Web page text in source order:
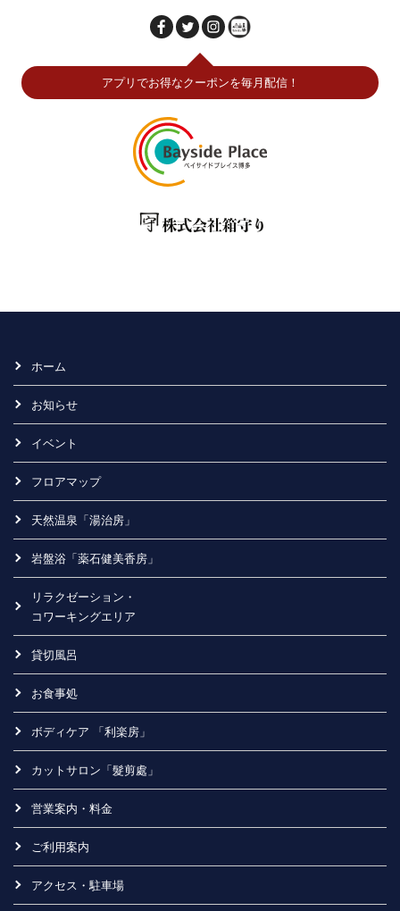
アプリでお得なクーポンを毎月配信！
ホーム
お知らせ
イベント
フロアマップ
天然温泉「湯治房」
岩盤浴「薬石健美香房」
リラクゼーション・
コワーキングエリア
貸切風呂
お食事処
ボディケア 「利楽房」
カットサロン「髮剪處」
営業案内・料金
ご利用案内
アクセス・駐車場